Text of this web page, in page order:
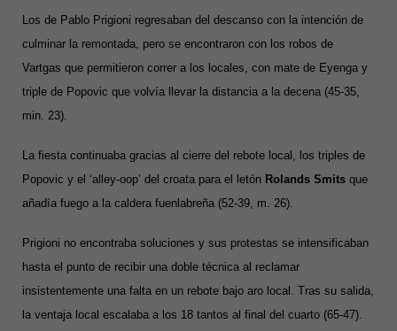
Los de Pablo Prigioni regresaban del descanso con la intención de
culminar la remontada, pero se encontraron con los robos de
Vartgas que permitieron correr a los locales, con mate de Eyenga y
triple de Popovic que volvía llevar la distancia a la decena (45-35,
min. 23).
La fiesta continuaba gracias al cierre del rebote local, los triples de
Popovic y el ‘alley-oop’ del croata para el letón Rolands Smits que
añadía fuego a la caldera fuenlabreña (52-39, m. 26).
Prigioni no encontraba soluciones y sus protestas se intensificaban
hasta el punto de recibir una doble técnica al reclamar
insistentemente una falta en un rebote bajo aro local. Tras su salida,
la ventaja local escalaba a los 18 tantos al final del cuarto (65-47).